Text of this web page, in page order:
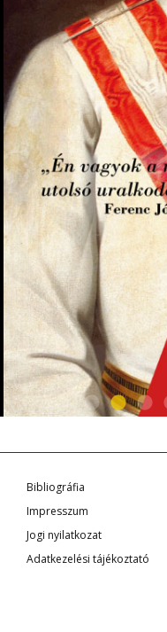
Bibliográfia
Impresszum
Jogi nyilatkozat
Adatkezelési tájékoztató